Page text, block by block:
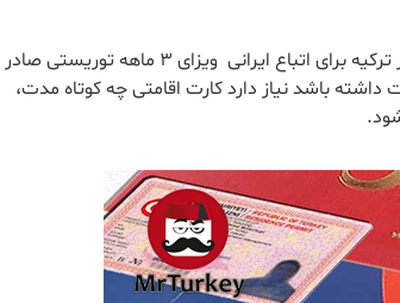
کیملیک کارت همان کارت اقامت شما در ترکیه است. برای ورود به کشور ترکیه برای اتباع ایرانی ویزای ۳ ماهه توریستی صادر
باشد نیاز دارد کارت اقامتی چه کوتاه مدت،